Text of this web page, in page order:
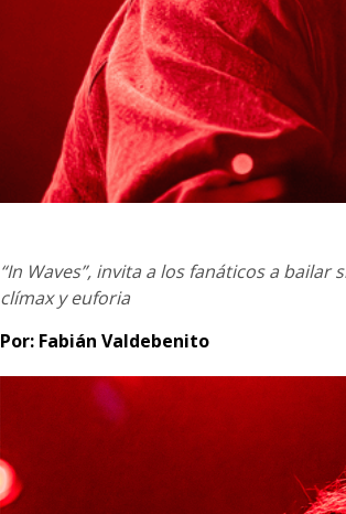
“In Waves”, invita a los fanáticos a
clímax y euforia
Por: Fabián Valdebenito